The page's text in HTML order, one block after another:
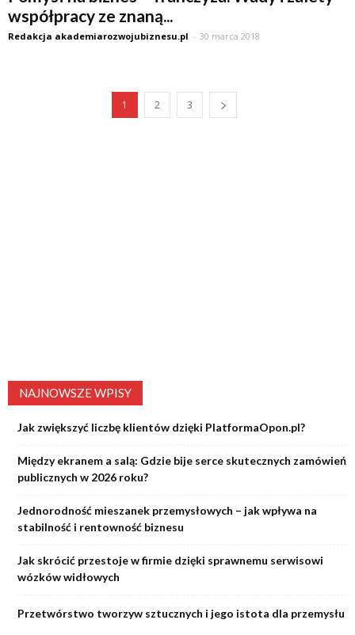
współpracy ze znaną...
Redakcja akademiarozwojubiznesu.pl - 30 marca 2018
1 2 3
NAJNOWSZE WPISY
Jak zwiększyć liczbę klientów dzięki PlatformaOpon.pl?
Między ekranem a salą: Gdzie bije serce skutecznych zamówień
publicznych w 2026 roku?
Jednorodność mieszanek przemysłowych – jak wpływa na
stabilność i rentowność biznesu
Jak skrócić przestoje w firmie dzięki sprawnemu serwisowi
wózków widłowych
Przetwórstwo tworzyw sztucznych i jego istota dla przemysłu